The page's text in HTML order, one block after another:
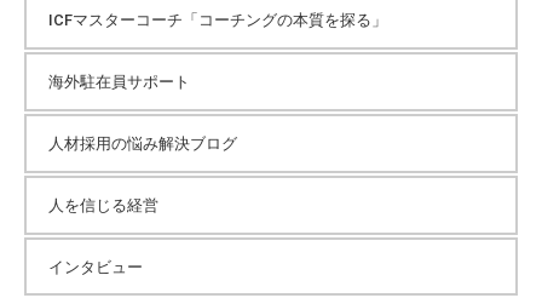
ICFマスターコーチ「コーチングの本質を探る」
海外駐在員サポート
人材採用の悩み解決ブログ
人を信じる経営
インタビュー